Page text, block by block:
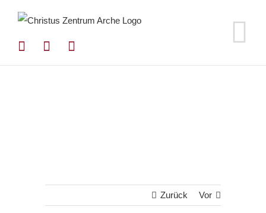
springen
Zurück Vor